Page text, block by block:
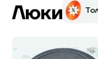
Люки